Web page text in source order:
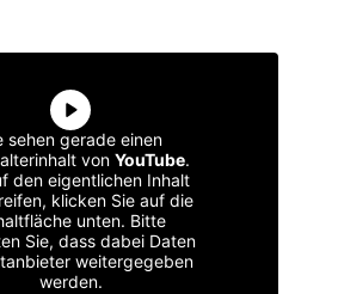
sehen gerade einen
von YouTube.
den eigentlichen Inhalt
klicken Sie auf die
unten. Bitte
Sie, dass dabei Daten
weitergegeben
werden.